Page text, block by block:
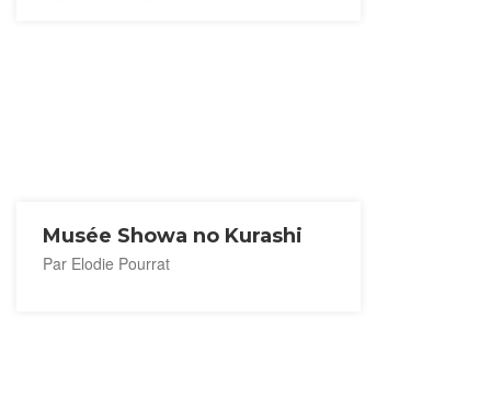
Musée Showa no Kurashi
Par Elodie Pourrat